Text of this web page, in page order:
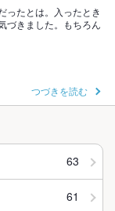
ったとは。入ったとき
づきました。もちろん
つづきを読む
63
61